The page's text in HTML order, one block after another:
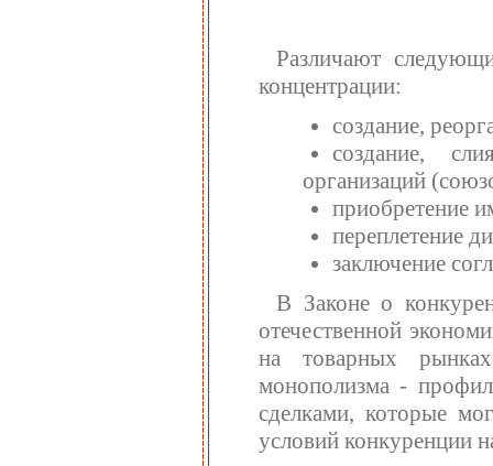
Различают
концентрации:
создание,
создание,
организаций
приобретение
переплетение
заключение
В Законе о
отечественной
на товарных
монополизма -
сделками, которые
условий конкуренции